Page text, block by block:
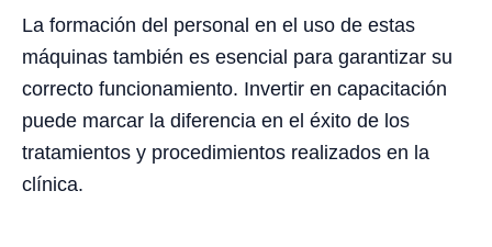
La formación del personal en el uso de estas
máquinas también es esencial para garantizar su
correcto funcionamiento. Invertir en capacitación
puede marcar la diferencia en el éxito de los
tratamientos y procedimientos realizados en la
clínica.